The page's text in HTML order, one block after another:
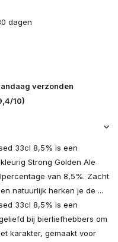
dagen
verzonden
10)
33cl 8,5% is een
Strong Golden Ale
van 8,5%. Zacht
natuurlijk herken je de ...
33cl 8,5% is een
bij bierliefhebbers om
karakter, gemaakt voor